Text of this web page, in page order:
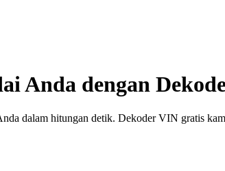
Anda dengan
dalam hitungan detik. Dekoder VIN gratis